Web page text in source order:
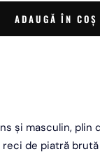
ADAUGĂ ÎN COȘ
și masculin, plin
de piatră